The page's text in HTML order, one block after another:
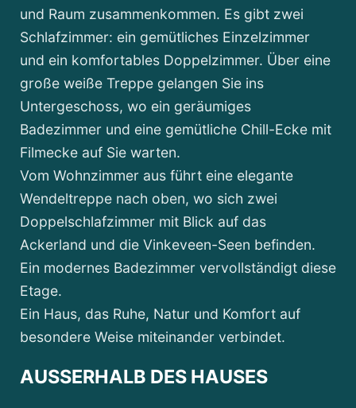
und Raum zusammenkommen. Es gibt zwei
Schlafzimmer: ein gemütliches Einzelzimmer
und ein komfortables Doppelzimmer. Über eine
große weiße Treppe gelangen Sie ins
Untergeschoss, wo ein geräumiges
Badezimmer und eine gemütliche Chill-Ecke mit
Filmecke auf Sie warten.
Vom Wohnzimmer aus führt eine elegante
Wendeltreppe nach oben, wo sich zwei
Doppelschlafzimmer mit Blick auf das
Ackerland und die Vinkeveen-Seen befinden.
Ein modernes Badezimmer vervollständigt diese
Etage.
Ein Haus, das Ruhe, Natur und Komfort auf
besondere Weise miteinander verbindet.
AUSSERHALB DES HAUSES